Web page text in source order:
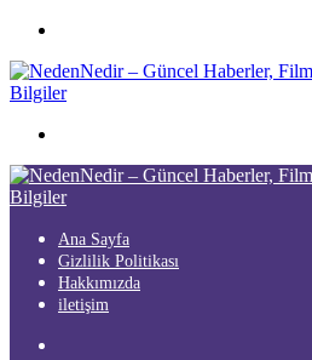
...
Ana Sayfa
Gizlilik Politikası
Hakkımızda
iletişim